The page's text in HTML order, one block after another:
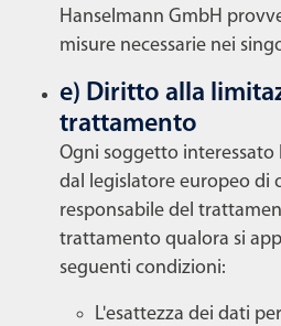
Hanselmann GmbH
misure necessarie nei
e) Diritto alla
trattamento
Ogni soggetto interessato
dal legislatore europeo di
responsabile del
trattamento qualora si
seguenti condizioni:
L'esattezza dei dati